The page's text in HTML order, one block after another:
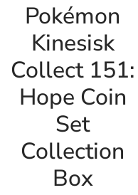
Pokémon
Kinesisk
Collect 151:
Hope Coin
Set
Collection
Box